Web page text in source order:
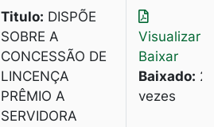
Titulo: DISPÕE
SOBRE A
CONCESSÃO DE
LINCENÇA
PRÊMIO A
SERVIDORA
Visualizar
Baixar
Baixado: 2
vezes